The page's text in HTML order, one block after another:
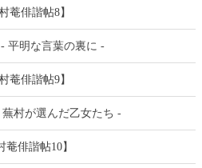
菴俳諧帖8】
平明な言葉の裏に -
菴俳諧帖9】
村が選んだ乙女たち -
菴俳諧帖10】